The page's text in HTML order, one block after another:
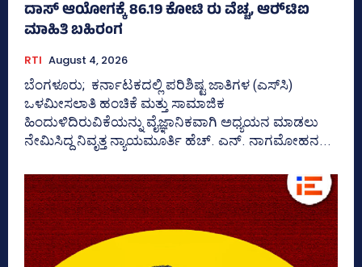
ದಾಸ್ ಆಯೋಗಕ್ಕೆ 86.19 ಕೋಟಿ ರು ವೆಚ್ಚ, ಆರ್‍‌ಟಿಐ
ಮಾಹಿತಿ ಬಹಿರಂಗ
RTI August 4, 2026
ಬೆಂಗಳೂರು; ಕರ್ನಾಟಕದಲ್ಲಿ ಪರಿಶಿಷ್ಟ ಜಾತಿಗಳ (ಎಸ್‌ಸಿ)
ಒಳಮೀಸಲಾತಿ ಹಂಚಿಕೆ ಮತ್ತು ಸಾಮಾಜಿಕ
ಹಿಂದುಳಿದಿರುವಿಕೆಯನ್ನು ವೈಜ್ಞಾನಿಕವಾಗಿ ಅಧ್ಯಯನ ಮಾಡಲು
ನೇಮಿಸಿದ್ದ ನಿವೃತ್ತ ನ್ಯಾಯಮೂರ್ತಿ ಹೆಚ್. ಎನ್. ನಾಗಮೋಹನ...